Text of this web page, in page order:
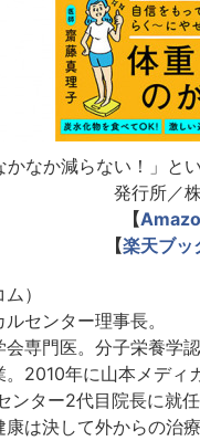
かなか減らない！」
発行所／
【
【楽天ブッ
）
センター理事長。
専門医。分子栄養学認
2010年に山本メデ
ター2代目院長に就任
は決して外からの治